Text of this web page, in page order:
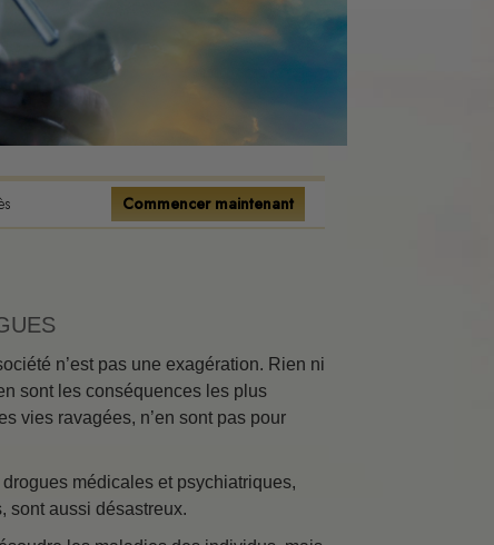
Commencer maintenant
n’est pas une exagération. Rien ni
sont les conséquences les plus
vies ravagées, n’en sont pas pour
médicales et psychiatriques,
sont aussi désastreux.